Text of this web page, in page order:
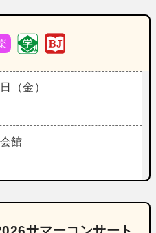
（金）
館